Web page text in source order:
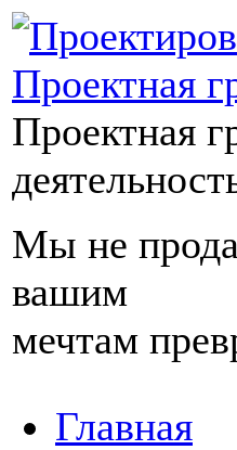
Проектная
Мы не
вашим
мечтам
Главная